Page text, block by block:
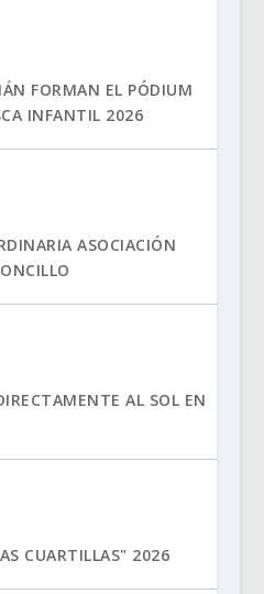
FORMAN EL PÓDIUM
INFANTIL 2026
ASOCIACIÓN
AL SOL EN
CUARTILLAS" 2026